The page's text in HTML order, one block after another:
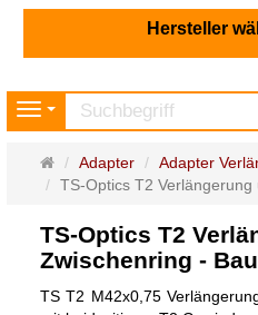
Hersteller
Navigation
Startseite
Adapter
Adapter
TS-Optics T2 Verlängerung
TS-Optics T2
Zwischenring -
TS T2 M42x0,75